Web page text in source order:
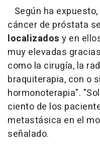
Según ha
cáncer de próstata
localizados y en
muy elevadas
como la cirugía, la
braquiterapia, con o
hormonoterapia".
ciento de los
metastásica en el
señalado.